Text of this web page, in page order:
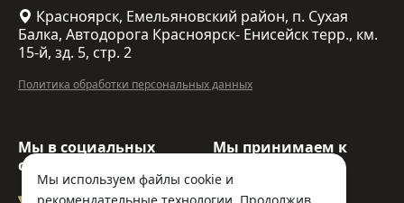
Мы используем файлы cookie и
Красноярск, Емельяновский район, п. Сухая
Балка, Автодорога Красноярск- Енисейск терр., км.
15-й, зд. 5, стр. 2
Политика обработки персональных данных
Мы в социальных
сетях:
Мы принимаем к